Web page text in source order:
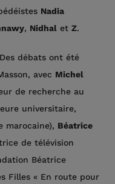
Nadia
, Nidhal et Z.
Des débats ont été
avec Michel
de recherche au
universitaire,
marocaine), Béatrice
de télévision
Béatrice
Filles « En route pour